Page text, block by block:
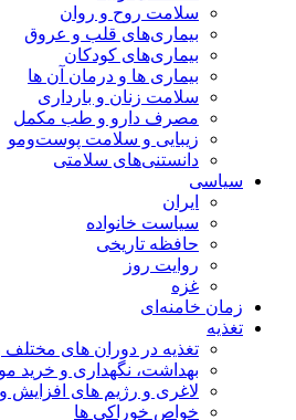
سلامت روح و روان
بیماری‌های قلب و عروق
بیماری‌های کودکان
بیماری ها و درمان آن ها
سلامت زنان و بارداری
مصرف دارو و طب مکمل
زیبایی و سلامت پوست‌ومو
دانستنی‌های سلامتی
سیاسی
ایران
سیاست خانواده
حافظه تاریخی
روایت روز
غزه
زمان خامنه‌ای
تغذیه
تغذیه در دوران های مختلف
بهداشت، نگهداری و خرید
لاغری و رژیم های افزایش
خواص خوراكی ها